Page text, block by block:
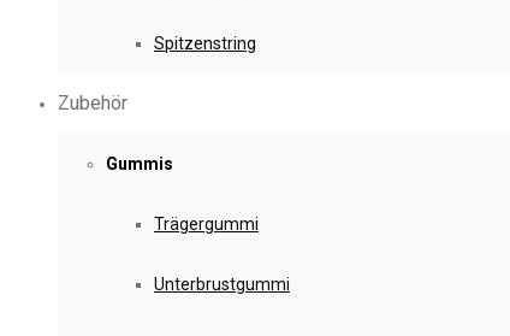
Spitzenstring
Zubehör
Gummis
Trägergummi
Unterbrustgummi